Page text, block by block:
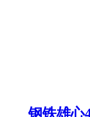
钢铁雄心